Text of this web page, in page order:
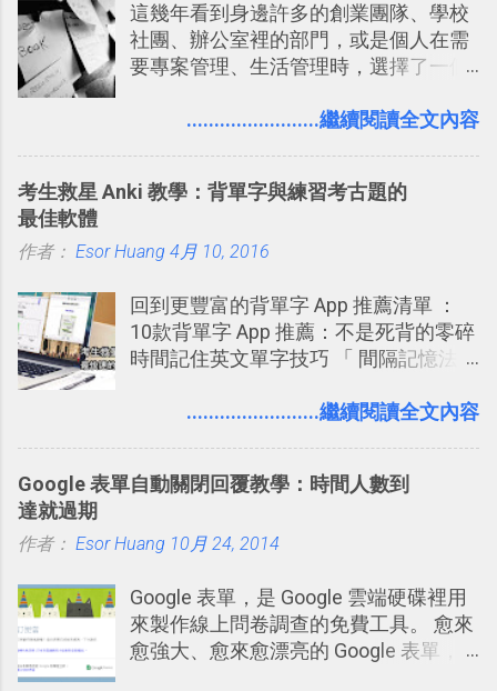
天推出的「 Twitter Blocks 」更是一個
值得一玩的3D視覺化功能，下面就來分
享一下我玩這個新功能的一些感想。
Twitter Blocks：
http://explore.twitter.com/ 電腦玩物情
蒐小誌： http://twitter.com/esorhjy
Twitter除了自顧自的碎碎念外，你可以
者，只要進入該使用者的個人頁面，然
跟隨者、被跟隨者的概念是Twitter另一
個非常好玩的地方 ，所以 這次的
Twitter Blocks很強調這個人際網路的概
3D視圖有什麼用途的話，就是 它可以讓
你非常方便、好玩、即興的擴展你的
Twit...
Mozilla Demo Studio 」網站提供了讓技
術人員交流HTML、CSS、Javascript新
玩意的園地，而其中一個最新的作品，
一代的網頁版！ 這款「 DOOM on the
內，玩家可以免費上網通關！不過目前
Firefox 4 和Safari ，而 Google Chrome
這幾年看到身邊許多的創業團隊、學校
社團、辦公室裡的部門，或是個人在需
要專案管理、生活管理時，選擇了一個
一個什麼樣的管理工具，讓這麼多人都
念」的管理教學文章： 把 Evernote 當
Google Drive 變身 Trello ！幫雲端硬碟
著 Trello ，卻還沒有在電腦玩物上寫過
一篇完整的介紹！雖然錯過了幾年前第
一時間推薦 Trello 的時機，但在這段時
澱自己的使用方法，歸納出「 為什麼值
學。 2015/6/13 新增： 免費專案管理軟
2016 年新增 ： 如何將 Trello 切換到繁
2016/7/7 新增 ： 如何活用 Trello 記
帳？我的理財計畫心得與看板範本
2016/7/13 新增： 如何將網頁資料快速
........................繼續閱讀全文內容
考生救星 Anki 教學：背單字與練習考古題的
最佳軟體
作者： Esor Huang 4月 10, 2016
回到更豐富的背單字 App 推薦清單 ：
10款背單字 App 推薦：不是死背的零碎
時間記住英文單字技巧 「 間隔記憶法
短期記憶變成長期記憶。 舉例來說我今
強；然後下次快要忘記可能變成相隔一
化，讓記憶延長到可能半個月；那時候
來一個月的記憶長度！就這樣反覆慢慢
拉長時間練習，就能讓一個東西成為腦
海中更深刻的記憶。 問題是，當我們一
........................繼續閱讀全文內容
Google 表單自動關閉回覆教學：時間人數到
達就過期
作者： Esor Huang 10月 24, 2014
Google 表單，是 Google 雲端硬碟裡用
來製作線上問卷調查的免費工具。 愈來
愈強大、愈來愈漂亮的 Google 表單，